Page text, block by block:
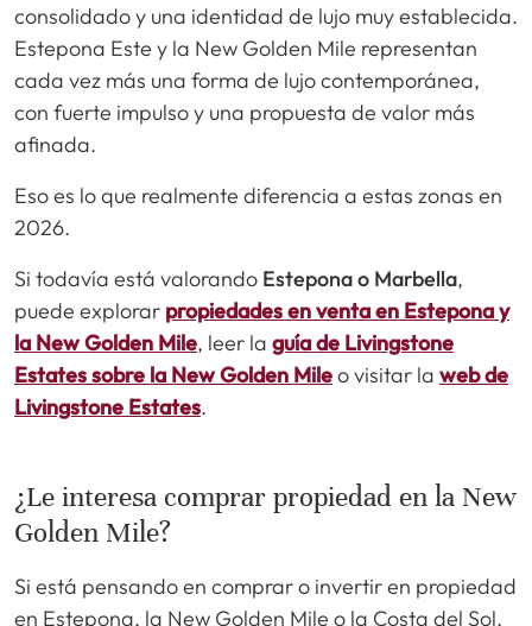
consolidado y una identidad de lujo muy establecida.
Estepona Este y la New Golden Mile representan
cada vez más una forma de lujo contemporánea,
con fuerte impulso y una propuesta de valor más
afinada.
Eso es lo que realmente diferencia a estas zonas en
2026.
Si todavía está valorando Estepona o Marbella,
puede explorar propiedades en venta en Estepona y
la New Golden Mile, leer la guía de Livingstone
Estates sobre la New Golden Mileo visitar la web de
Livingstone Estates.
¿Le interesa comprar propiedad en la New
Golden Mile?
Si está pensando en comprar o invertir en propiedad
en Estepona, la New Golden Mile o la Costa del Sol,